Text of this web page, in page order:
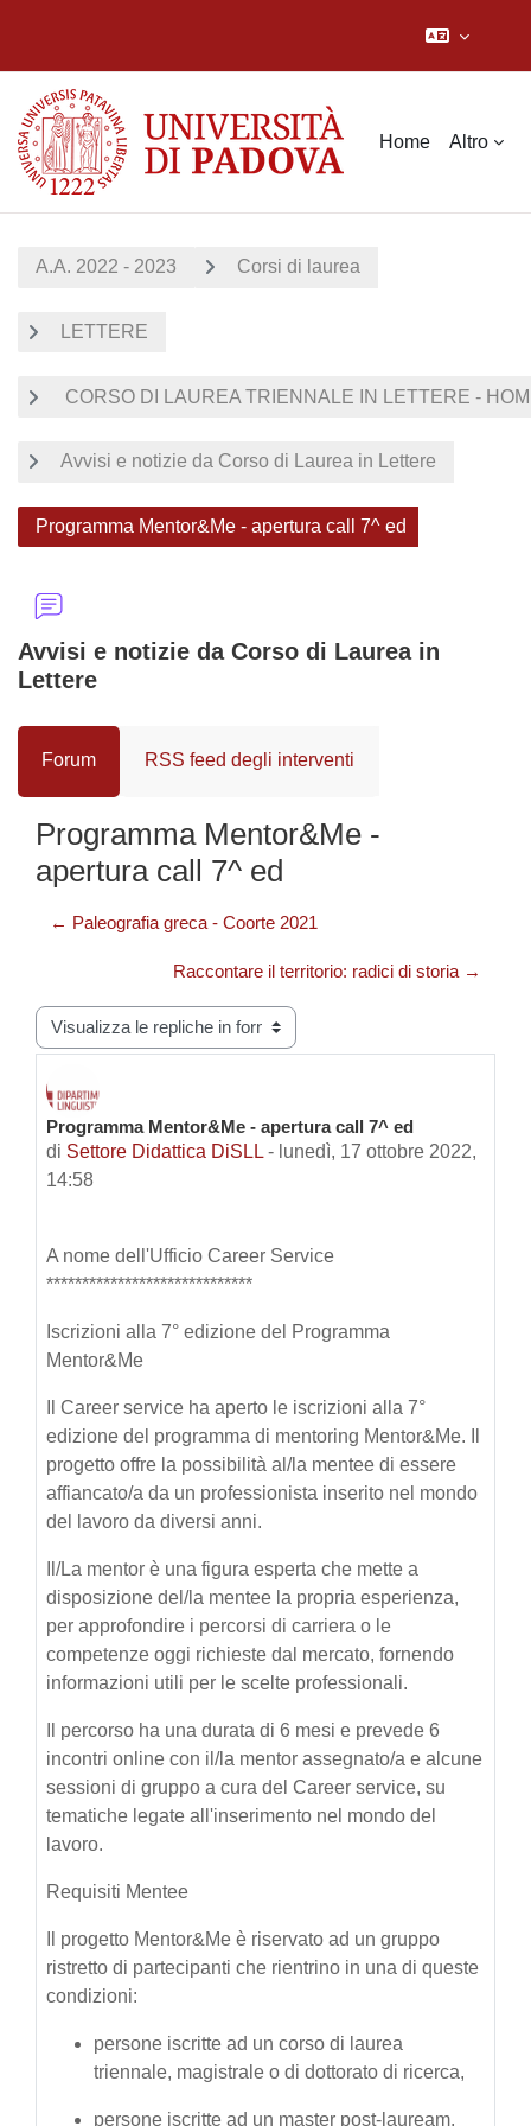
Home Altro
A.A. 2022 - 2023 Corsi di laurea
LETTERE
CORSO DI LAUREA TRIENNALE IN LETTERE -
Avvisi e notizie da Corso di Laurea in Lettere
Programma Mentor&Me - apertura call 7^ ed
Avvisi e notizie da Corso di Laurea in
Lettere
Forum RSS feed degli interventi
Programma Mentor&Me -
apertura call 7^ ed
← Paleografia greca - Coorte 2021
Raccontare il territorio: radici di storia →
Modalità visualizzazione
Programma Mentor&Me - apertura call 7^ ed
di Settore Didattica DiSLL - lunedì, 17 ottobre 2022,
14:58
Numero di risposte: 0
A nome dell'Ufficio Career Service
*****************************
Iscrizioni alla 7° edizione del Programma
Mentor&Me
Il Career service ha aperto le iscrizioni alla 7°
edizione del programma di mentoring Mentor&Me. Il
progetto offre la possibilità al/la mentee di essere
affiancato/a da un professionista inserito nel mondo
del lavoro da diversi anni.
Il/La mentor è una figura esperta che mette a
disposizione del/la mentee la propria esperienza,
per approfondire i percorsi di carriera o le
competenze oggi richieste dal mercato, fornendo
informazioni utili per le scelte professionali.
Il percorso ha una durata di 6 mesi e prevede 6
incontri online con il/la mentor assegnato/a e alcune
sessioni di gruppo a cura del Career service, su
tematiche legate all'inserimento nel mondo del
lavoro.
Requisiti Mentee
Il progetto Mentor&Me è riservato ad un gruppo
ristretto di partecipanti che rientrino in una di queste
condizioni:
persone iscritte ad un corso di laurea
triennale, magistrale o di dottorato di ricerca,
persone iscritte ad un master post-lauream,